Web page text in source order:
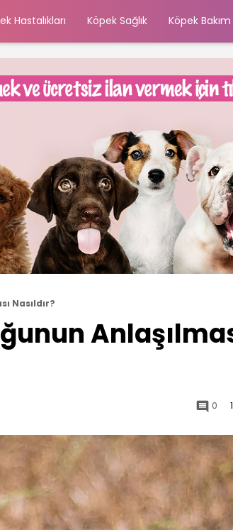
Hastalıkları Köpek Sağlık Köpek Bakım
Nasıldır?
 0